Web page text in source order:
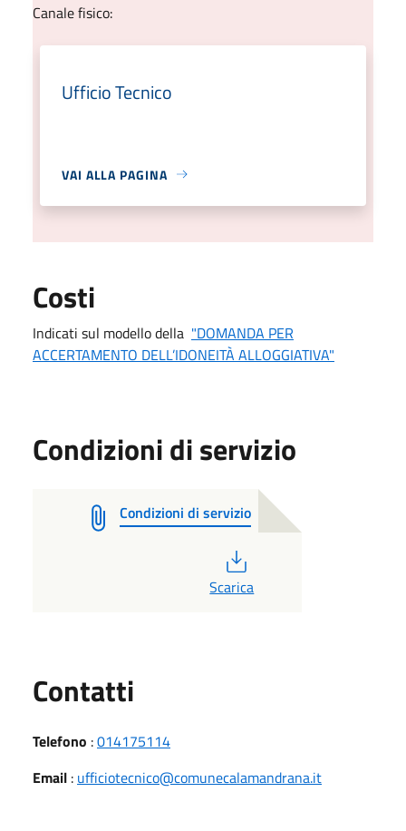
Canale fisico:
Ufficio Tecnico
VAI ALLA PAGINA
Costi
Indicati sul modello della "DOMANDA PER
ACCERTAMENTO DELL’IDONEITÀ ALLOGGIATIVA"
Condizioni di servizio
Condizioni di servizio
Scarica
Contatti
Telefono :014175114
Email : ufficiotecnico@comunecalamandrana.it